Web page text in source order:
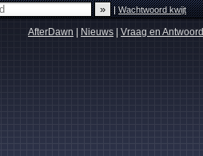
|Wachtwoord kwijt
AfterDawn Nieuws Vraag en Antwoord